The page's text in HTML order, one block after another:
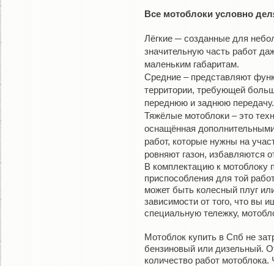
Все мотоблоки условно
Лёгкие ─ созданные для
значительную часть работ
маленьким габаритам.
Средние – представляют
территории, требующей
переднюю и заднюю
Тяжёлые мотоблоки – это
оснащённая
работ, которые нужны на
ровняют газон, избавляются
В комплектацию к мотоблоку
приспособления для той
может быть колесный плуг
зависимости от того, что вы
специальную тележку,
Мотоблок купить в Спб не
бензиновый или дизельный.
количество работ